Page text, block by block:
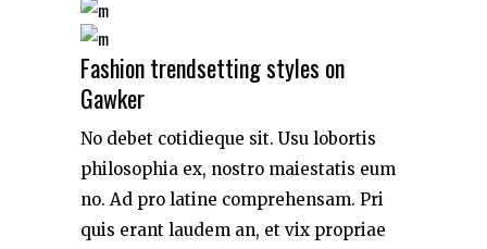
Fashion trendsetting styles on
Gawker
No debet cotidieque sit. Usu lobortis
philosophia ex, nostro maiestatis eum
no. Ad pro latine comprehensam. Pri
quis erant laudem an, et vix propriae